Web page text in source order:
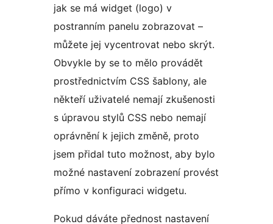
jak se má widget (logo) v
postranním panelu zobrazovat –
můžete jej vycentrovat nebo skrýt.
Obvykle by se to mělo provádět
prostřednictvím CSS šablony, ale
někteří uživatelé nemají zkušenosti
s úpravou stylů CSS nebo nemají
oprávnění k jejich změně, proto
jsem přidal tuto možnost, aby bylo
možné nastavení zobrazení provést
přímo v konfiguraci widgetu.
Pokud dáváte přednost nastavení